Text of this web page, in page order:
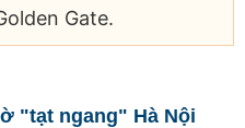
Gate.
"tạt ngang" Hà Nội